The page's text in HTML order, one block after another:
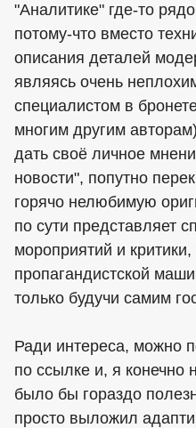
"Аналитике" где-то
потому-что вместо
описания деталей
являясь очень
специалистом в
многим другим
дать своё личное
новости", попутно
горячо нелюбимую
по сути представляет
мороприятий и
пропагандистской
только будучи самим
Ради интереса, можно
по ссылке и, я конечно
было бы гораздо
просто выложил